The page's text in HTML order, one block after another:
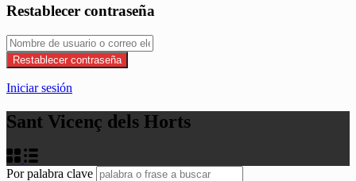
Restablecer contraseña
Restablecer contraseña
Iniciar sesión
Sant Vicenç dels Horts
Por palabra clave